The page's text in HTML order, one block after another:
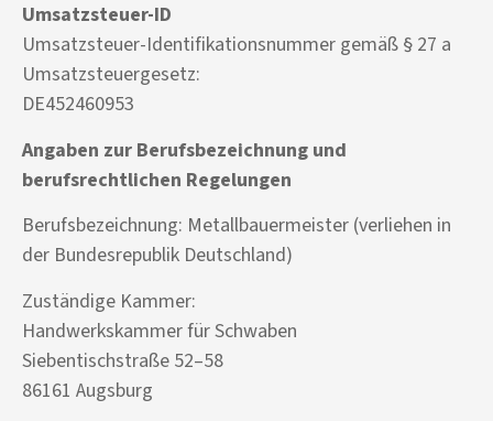
Umsatzsteuer-ID
Umsatzsteuer-Identifikationsnummer gemäß § 27 a
Umsatzsteuergesetz:
DE452460953
Angaben zur Berufsbezeichnung und
berufsrechtlichen Regelungen
Berufsbezeichnung: Metallbauermeister (verliehen in
der Bundesrepublik Deutschland)
Zuständige Kammer:
Handwerkskammer für Schwaben
Siebentischstraße 52–58
86161 Augsburg